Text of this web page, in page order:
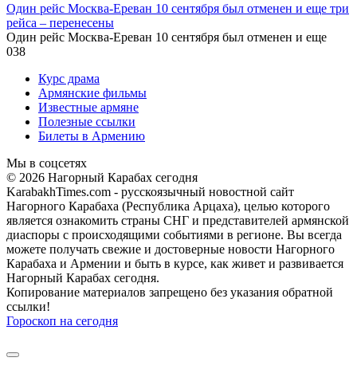
Один рейс Москва-Ереван 10 сентября был отменен и еще три
рейса – перенесены
Один рейс Москва-Ереван 10 сентября был отменен и еще
038
Курс драма
Армянские фильмы
Известные армяне
Полезные ссылки
Билеты в Армению
Мы в соцсетях
© 2026 Нагорный Карабах сегодня
KarabakhTimes.com - русскоязычный новостной сайт
Нагорного Карабаха (Республика Арцаха), целью которого
является ознакомить страны СНГ и представителей армянской
диаспоры с происходящими событиями в регионе. Вы всегда
можете получать свежие и достоверные новости Нагорного
Карабаха и Армении и быть в курсе, как живет и развивается
Нагорный Карабах сегодня.
Копирование материалов запрещено без указания обратной
ссылки!
Гороскоп на сегодня